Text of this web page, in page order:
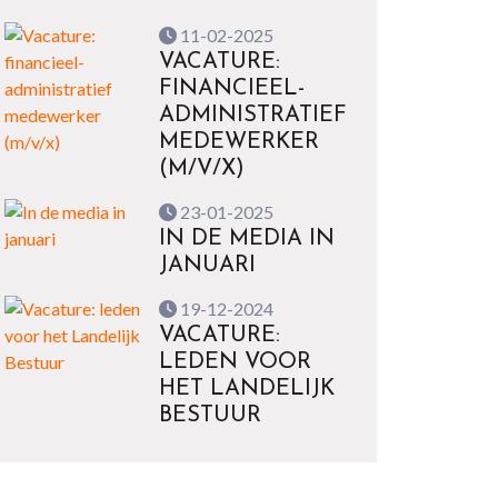
11-02-2025
VACATURE:
FINANCIEEL-
ADMINISTRATIEF
MEDEWERKER
(M/V/X)
23-01-2025
IN DE MEDIA IN
JANUARI
19-12-2024
VACATURE:
LEDEN VOOR
HET LANDELIJK
BESTUUR